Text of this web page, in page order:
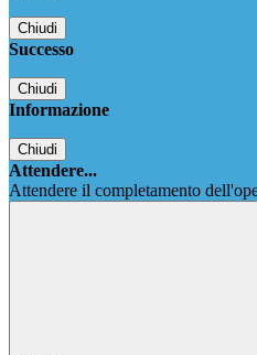
Chiudi
Successo
Chiudi
Informazione
Chiudi
Attendere...
Attendere il completamento